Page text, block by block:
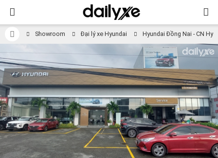
Showroom Đại lý xe Hyundai Hyundai Đồng Nai - CN